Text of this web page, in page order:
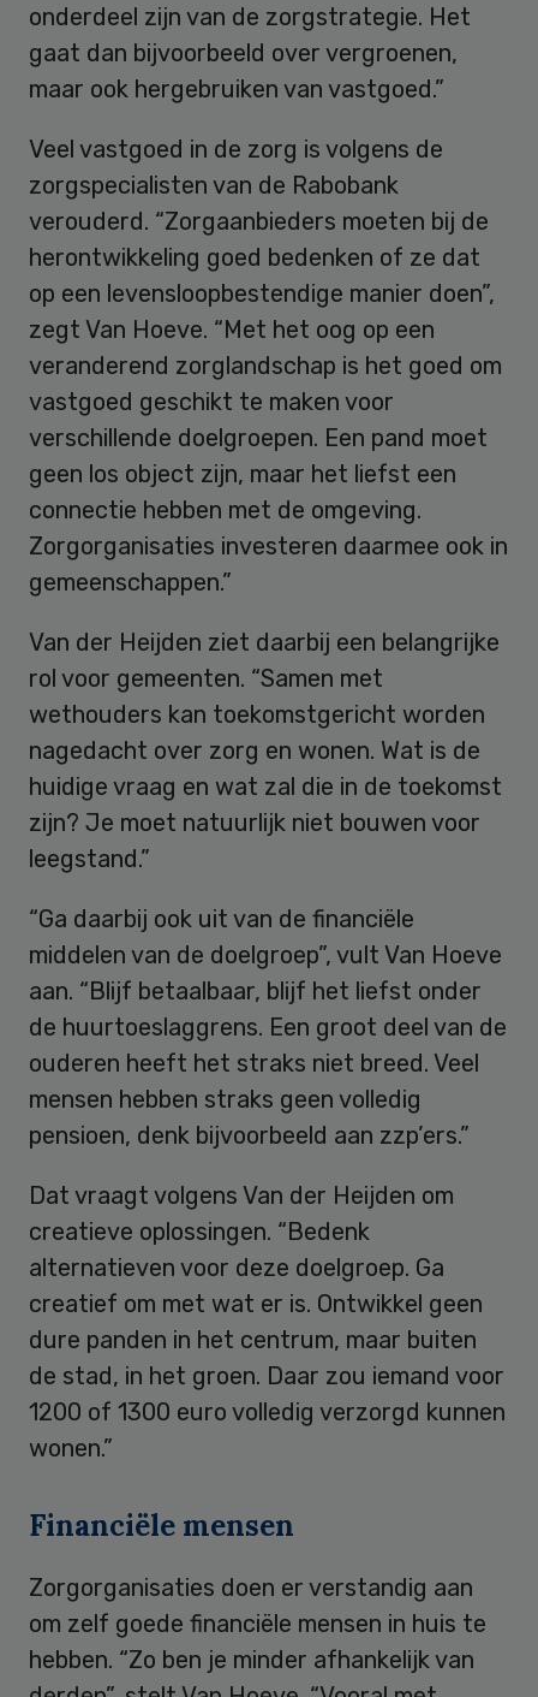
onderdeel zijn van de zorgstrategie. Het
gaat dan bijvoorbeeld over vergroenen,
maar ook hergebruiken van vastgoed.”
Veel vastgoed in de zorg is volgens de
zorgspecialisten van de Rabobank
verouderd. “Zorgaanbieders moeten bij de
herontwikkeling goed bedenken of ze dat
op een levensloopbestendige manier doen”,
zegt Van Hoeve. “Met het oog op een
veranderend zorglandschap is het goed om
vastgoed geschikt te maken voor
verschillende doelgroepen. Een pand moet
geen los object zijn, maar het liefst een
connectie hebben met de omgeving.
Zorgorganisaties investeren daarmee ook in
gemeenschappen.”
Van der Heijden ziet daarbij een belangrijke
rol voor gemeenten. “Samen met
wethouders kan toekomstgericht worden
nagedacht over zorg en wonen. Wat is de
huidige vraag en wat zal die in de toekomst
zijn? Je moet natuurlijk niet bouwen voor
leegstand.”
“Ga daarbij ook uit van de financiële
middelen van de doelgroep”, vult Van Hoeve
aan. “Blijf betaalbaar, blijf het liefst onder
de huurtoeslaggrens. Een groot deel van de
ouderen heeft het straks niet breed. Veel
mensen hebben straks geen volledig
pensioen, denk bijvoorbeeld aan zzp’ers.”
Dat vraagt volgens Van der Heijden om
creatieve oplossingen. “Bedenk
alternatieven voor deze doelgroep. Ga
creatief om met wat er is. Ontwikkel geen
dure panden in het centrum, maar buiten
de stad, in het groen. Daar zou iemand voor
1200 of 1300 euro volledig verzorgd kunnen
wonen.”
Financiële mensen
Zorgorganisaties doen er verstandig aan
om zelf goede financiële mensen in huis te
hebben. “Zo ben je minder afhankelijk van